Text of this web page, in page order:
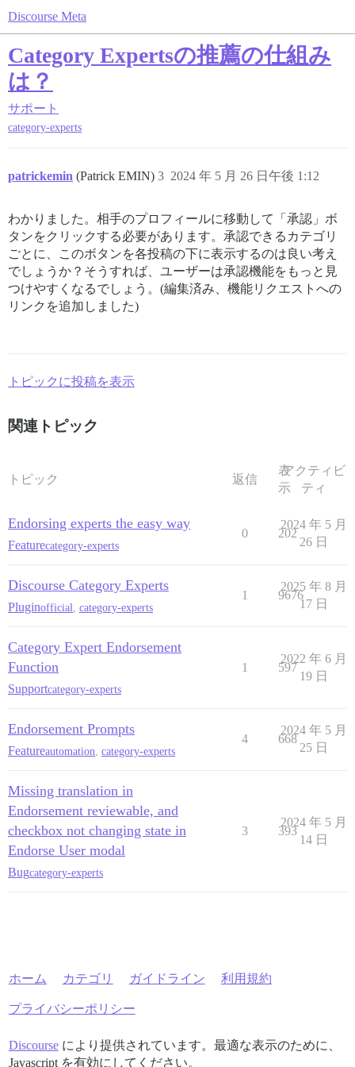
Discourse Meta
Category Expertsの推薦の仕組み
は？
サポート
category-experts
patrickemin (Patrick EMIN) 2024 年 5 月 26 日午後 1:12
3
わかりました。相手のプロフィールに移動して「承認」ボ
タンをクリックする必要があります。承認できるカテゴリ
ごとに、このボタンを各投稿の下に表示するのは良い考え
でしょうか？そうすれば、ユーザーは承認機能をもっと見
つけやすくなるでしょう。(編集済み、機能リクエストへの
リンクを追加しました)
トピックに投稿を表示
関連トピック
トピック 返信
表
示
アクティビ
ティ
Endorsing experts the easy way
Featurecategory-experts
0 202
2024 年 5 月
26 日
Discourse Category Experts
Pluginofficial category-experts
1 9676
2025 年 8 月
17 日
Category Expert Endorsement
Function
Supportcategory-experts
1 597
2022 年 6 月
19 日
Endorsement Prompts
Featureautomation category-experts
4 668
2024 年 5 月
25 日
Missing translation in
Endorsement reviewable, and
checkbox not changing state in
Endorse User modal
Bugcategory-experts
3 393
2024 年 5 月
14 日
ホーム カテゴリ ガイドライン 利用規約
プライバシーポリシー
Discourseにより提供されています。最適な表示のために、
Javascript を有効にしてください。